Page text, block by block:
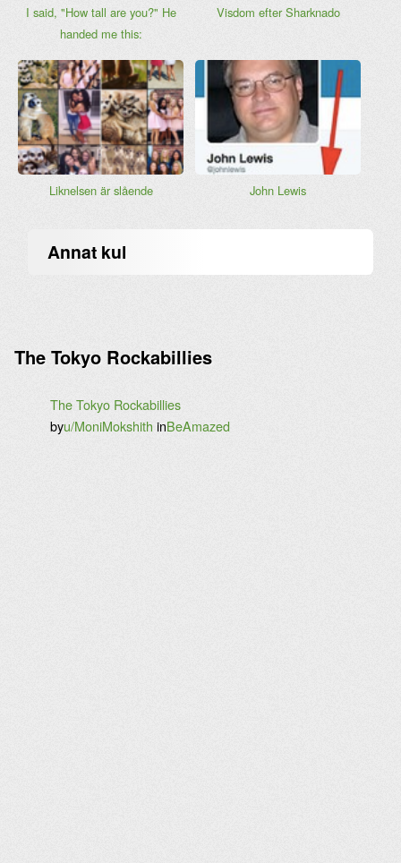
I said, "How tall are you?" He
handed me this:
Visdom efter Sharknado
Liknelsen är slående John Lewis
Annat kul
The Tokyo Rockabillies
The Tokyo Rockabillies
byu/MoniMokshith inBeAmazed